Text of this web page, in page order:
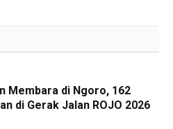
Membara di Ngoro, 162
di Gerak Jalan ROJO 2026